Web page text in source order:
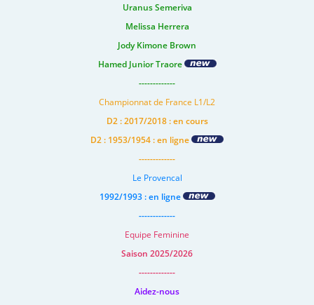
Uranus Semeriva
Melissa Herrera
Jody Kimone Brown
Hamed Junior Traore
-------------
Championnat de France L1/L2
D2 : 2017/2018 : en cours
D2 : 1953/1954 : en ligne
-------------
Le Provencal
1992/1993 : en ligne
-------------
Equipe Feminine
Saison 2025/2026
-------------
Aidez-nous